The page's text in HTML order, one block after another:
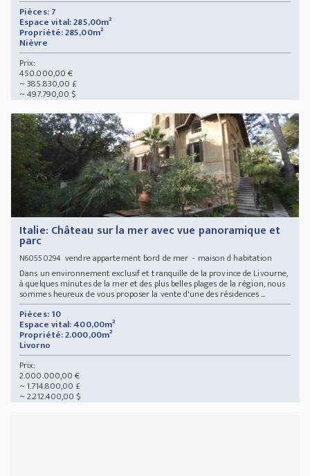
Pièces: 7
Espace vital: 285,00m²
Propriété: 285,00m²
Nièvre
Prix:
450.000,00 €
~ 385.830,00 £
~ 497.790,00 $
Italie: Château sur la mer avec vue panoramique et
parc
N60550294vendre appartement bord de mer - maison d habitation
Dans un environnement exclusif et tranquille de la province de Livourne,
à quelques minutes de la mer et des plus belles plages de la région, nous
sommes heureux de vous proposer la vente d'une des résidences ...
Pièces: 10
Espace vital: 400,00m²
Propriété: 2.000,00m²
Livorno
Prix:
2.000.000,00 €
~ 1.714.800,00 £
~ 2.212.400,00 $